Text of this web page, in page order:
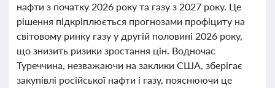
нафти з початку 2026 року та газу з 2027 року. Це
рішення підкріплюється прогнозами профіциту на
світовому ринку газу у другій половині 2026 року,
що знизить ризики зростання цін. Водночас
Туреччина, незважаючи на заклики США, зберігає
закупівлі російської нафти і газу, пояснюючи це